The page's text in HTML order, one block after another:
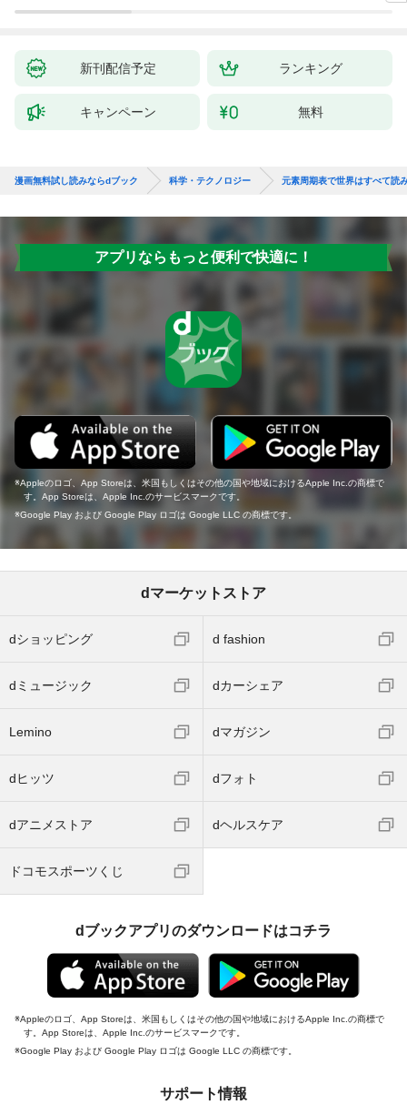
新刊配信予定 ランキング
キャンペーン 無料
漫画無料試し読みならdブック 科学・テクノロジー 元素周期表で世界はすべて読
アプリならもっと便利で快適に！
Appleのロゴ、App Storeは、米国もしくはその他の国や地域におけるApple Inc.の商標で
す。App Storeは、Apple Inc.のサービスマークです。
Google Play および Google Play ロゴは Google LLC の商標です。
dマーケットストア
dショッピング d fashion
dミュージック dカーシェア
Lemino dマガジン
dヒッツ dフォト
dアニメストア dヘルスケア
ドコモスポーツくじ
dブックアプリのダウンロードはコチラ
Appleのロゴ、App Storeは、米国もしくはその他の国や地域におけるApple Inc.の商標で
す。App Storeは、Apple Inc.のサービスマークです。
Google Play および Google Play ロゴは Google LLC の商標です。
サポート情報